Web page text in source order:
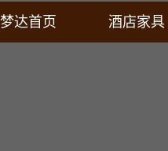
梦达首页 酒店家具